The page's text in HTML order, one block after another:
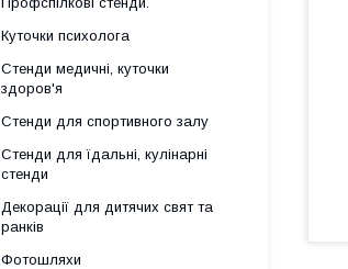
Куточки психолога
Стенди медичні, куточки
здоров'я
Стенди для спортивного залу
Стенди для їдальні, кулінарні
стенди
Декорації для дитячих свят та
ранків
Фотошляхи